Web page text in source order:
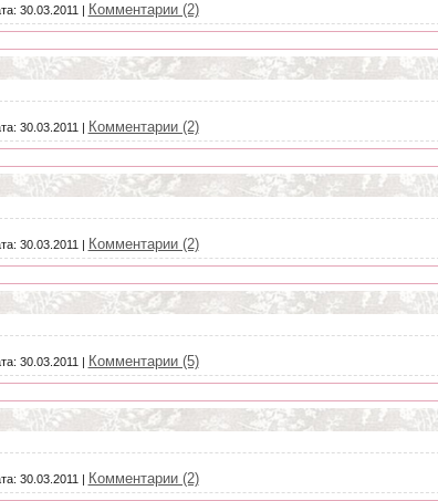
30.03.2011 Комментарии (2)
30.03.2011 Комментарии (2)
30.03.2011 Комментарии (2)
30.03.2011 Комментарии (5)
30.03.2011 Комментарии (2)